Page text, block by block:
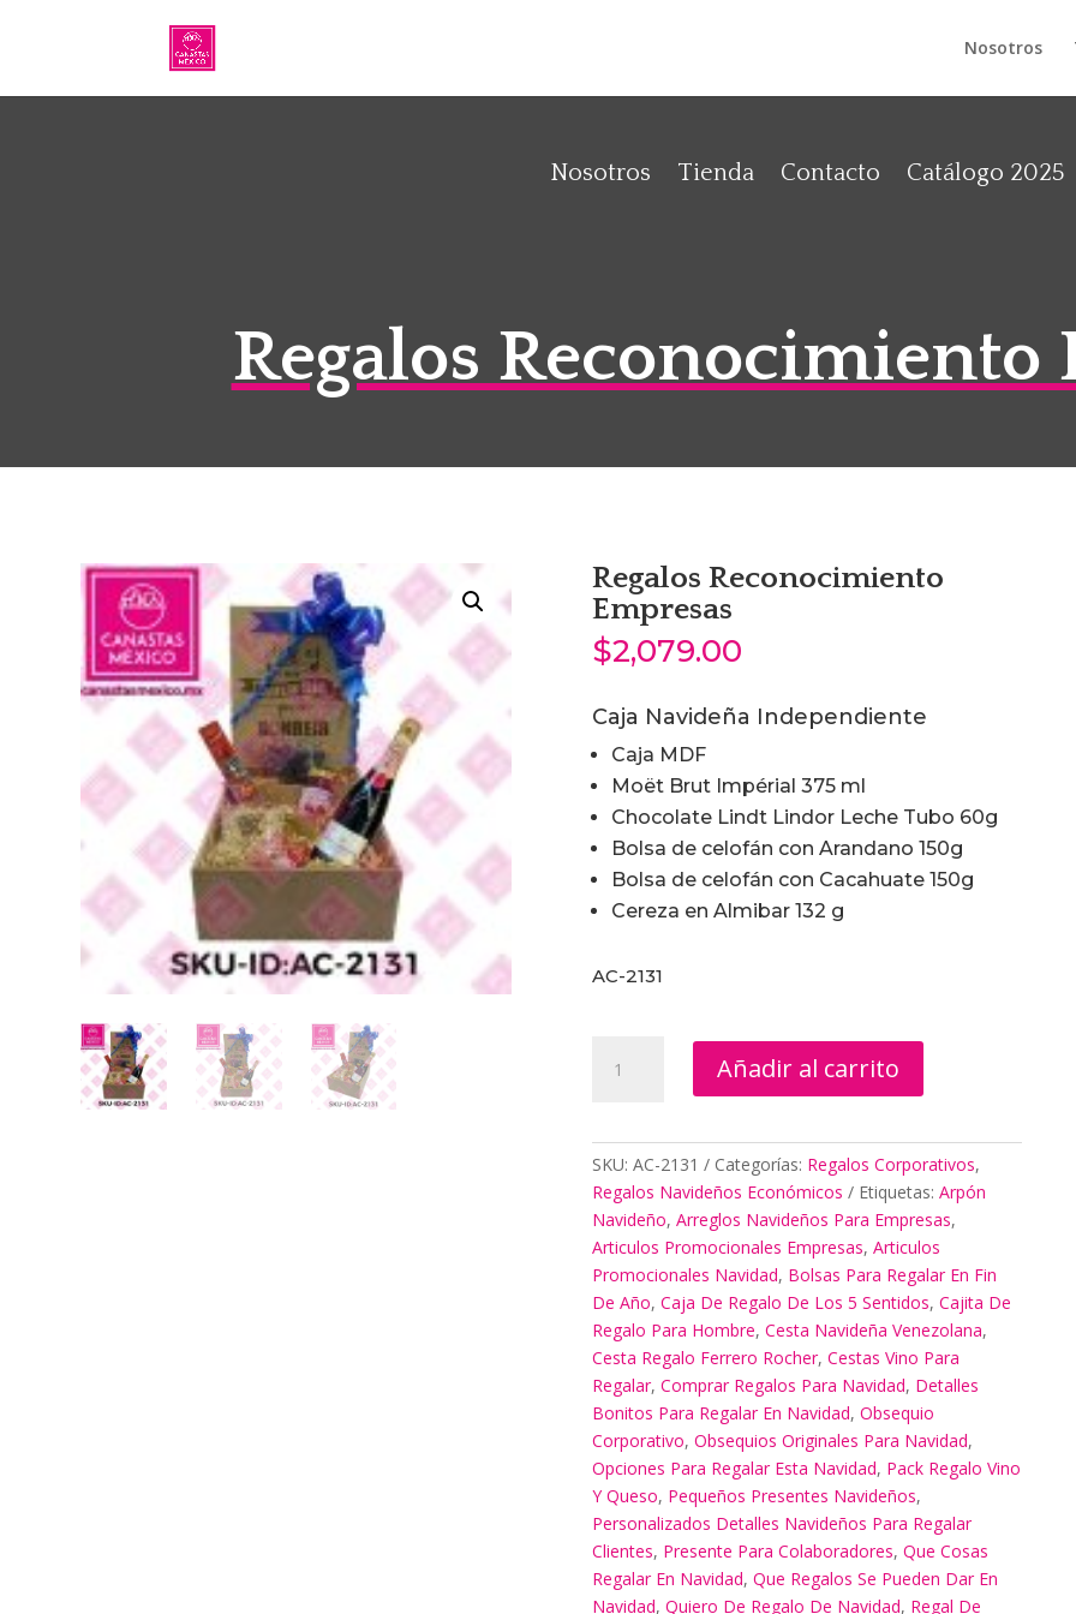
Nosotros
Nosotros Tienda Contacto Catálogo 2025
Regalos Reconocimiento
Regalos Reconocimiento
Empresas
$2,079.00
Caja Navideña Independiente
Caja MDF
Moët Brut Impérial 375 ml
Chocolate Lindt Lindor Leche Tubo 60g
Bolsa de celofán con Arandano 150g
Bolsa de celofán con Cacahuate 150g
Cereza en Almibar 132 g
AC-2131
ReconocimientoAñadir al carrito
SKU: AC-2131 Categorías: Regalos Corporativos,
Regalos Navideños Económicos
Etiquetas: Arpón
Navideño, Arreglos Navideños Para Empresas,
Articulos Promocionales Empresas, Articulos
Promocionales Navidad, Bolsas Para Regalar En Fin
De Año, Caja De Regalo De Los 5 Sentidos, Cajita De
Regalo Para Hombre, Cesta Navideña Venezolana,
Cesta Regalo Ferrero Rocher, Cestas Vino Para
Regalar, Comprar Regalos Para Navidad, Detalles
Bonitos Para Regalar En Navidad, Obsequio
Corporativo, Obsequios Originales Para Navidad,
Opciones Para Regalar Esta Navidad, Pack Regalo Vino
Y Queso, Pequeños Presentes Navideños,
Personalizados Detalles Navideños Para Regalar
Clientes, Presente Para Colaboradores, Que Cosas
Regalar En Navidad, Que Regalos Se Pueden Dar En
Navidad, Quiero De Regalo De Navidad, Regal De